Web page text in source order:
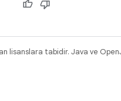
lisanslara tabidir. Java ve